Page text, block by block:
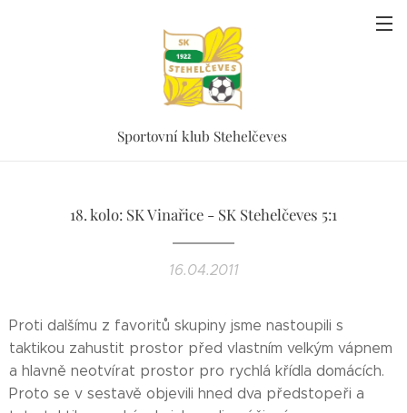
Sportovní klub Stehelčeves
18. kolo: SK Vinařice - SK Stehelčeves 5:1
16.04.2011
Proti dalšímu z favoritů skupiny jsme nastoupili s
taktikou zahustit prostor před vlastním velkým vápnem
a hlavně neotvírat prostor pro rychlá křídla domácích.
Proto se v sestavě objevili hned dva předstopeři a